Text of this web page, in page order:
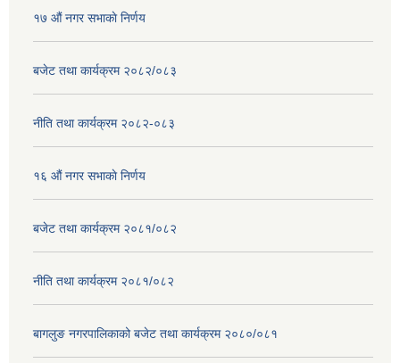
१७ ‌‍औं नगर सभाकाे निर्णय
बजेट तथा कार्यक्रम २०८२/०८३
नीति तथा कार्यक्रम २०८२-०८३
१६ ‌औं नगर सभाकाे निर्णय
बजेट तथा कार्यक्रम २०८१/०८२
नीति तथा कार्यक्रम २०८१/०८२
बागलुङ नगरपालिकाको बजेट तथा कार्यक्रम २०८०/०८१